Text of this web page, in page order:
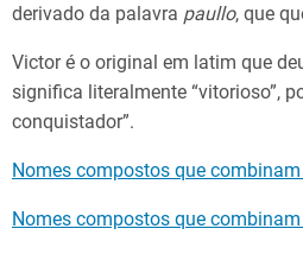
derivado da palavra paullo, que
Victor é o original em latim que
significa literalmente “vitorioso”,
conquistador”.
Nomes compostos que
Nomes compostos que